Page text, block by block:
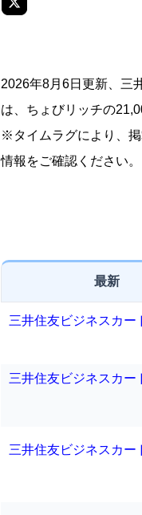
2026年8月6日更新、三
は、ちょびリッチの
※タイムラグにより、
情報をご確認ください。
最新
三井住友ビジネスカー
三井住友ビジネスカー
三井住友ビジネスカー